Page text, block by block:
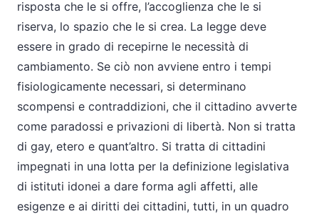
risposta che le si offre, l’accoglienza che le si
riserva, lo spazio che le si crea. La legge deve
essere in grado di recepirne le necessità di
cambiamento. Se ciò non avviene entro i tempi
fisiologicamente necessari, si determinano
scompensi e contraddizioni, che il cittadino avverte
come paradossi e privazioni di libertà. Non si tratta
di gay, etero e quant’altro. Si tratta di cittadini
impegnati in una lotta per la definizione legislativa
di istituti idonei a dare forma agli affetti, alle
esigenze e ai diritti dei cittadini, tutti, in un quadro